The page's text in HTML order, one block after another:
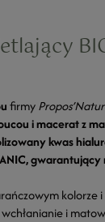
firmy
i macerat z
kwas
i